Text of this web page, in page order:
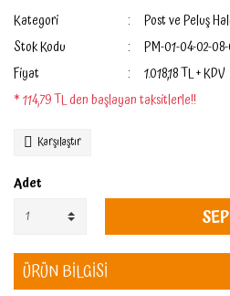
Kategori
Post ve Peluş
Stok Kodu
PM-01-04-02-
Fiyat
1.018,18 TL + KDV
* 114,79 TL den başlayan taksitlerle!!
Karşılaştır
Adet
ÜRÜN BİLGİSİ